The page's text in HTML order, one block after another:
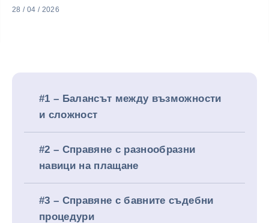
28 / 04 / 2026
#1 – Балансът между възможности
и сложност
#2 – Справяне с разнообразни
навици на плащане
#3 – Справяне с бавните съдебни
процедури